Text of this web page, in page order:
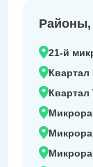
21-й
Квартал